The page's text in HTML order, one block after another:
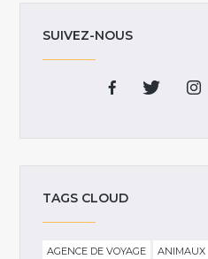
SUIVEZ-NOUS
TAGS CLOUD
AGENCE DE VOYAGE ANIMAUX